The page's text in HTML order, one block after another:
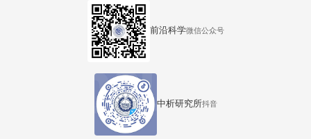
前沿科学微信公众号
中析研究所抖音